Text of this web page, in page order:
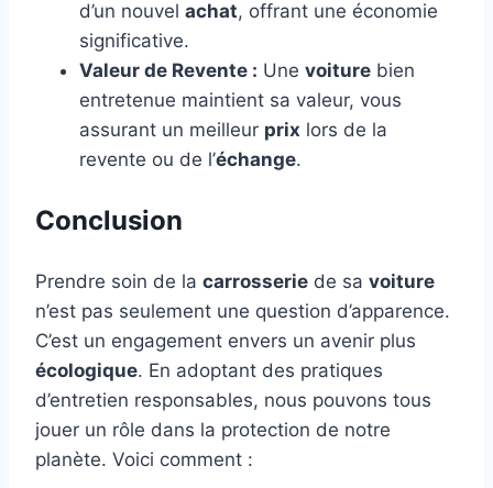
d’un nouvel achat, offrant une économie
significative.
Valeur de Revente : Une voiture bien
entretenue maintient sa valeur, vous
assurant un meilleur prix lors de la
revente ou de l’échange.
Conclusion
Prendre soin de la carrosserie de sa voiture
n’est pas seulement une question d’apparence.
C’est un engagement envers un avenir plus
écologique. En adoptant des pratiques
d’entretien responsables, nous pouvons tous
jouer un rôle dans la protection de notre
planète. Voici comment :